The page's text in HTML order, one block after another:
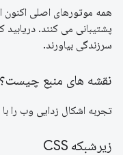
پشتیبانی می کنند.
سرزندگی بیاورند.
نقشه های منبع چیست؟
تجربه اشکال زدایی وب را
زیرشبکه CSS